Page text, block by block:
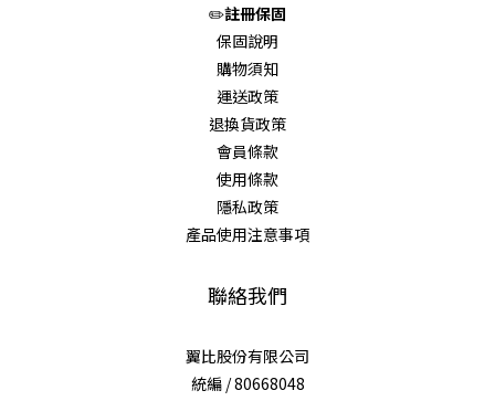
✏️註冊保固
保固說明
購物須知
運送政策
退換貨政策
會員條款
使用條款
隱私政策
產品使用注意事項
聯絡我們
翼比股份有限公司
統編 / 80668048